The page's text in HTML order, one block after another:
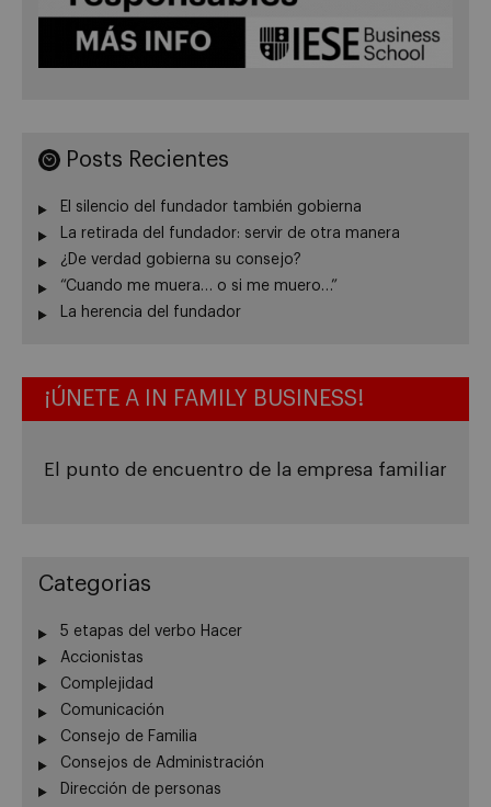
Posts Recientes
El silencio del fundador también gobierna
La retirada del fundador: servir de otra manera
¿De verdad gobierna su consejo?
“Cuando me muera… o si me muero…”
La herencia del fundador
¡ÚNETE A IN FAMILY BUSINESS!
El punto de encuentro de la empresa familiar
Categorias
5 etapas del verbo Hacer
Accionistas
Complejidad
Comunicación
Consejo de Familia
Consejos de Administración
Dirección de personas